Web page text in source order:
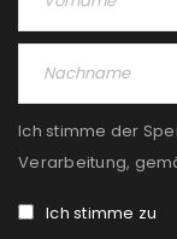
Ich stimme der
Verarbeitung,
Ich stimme zu